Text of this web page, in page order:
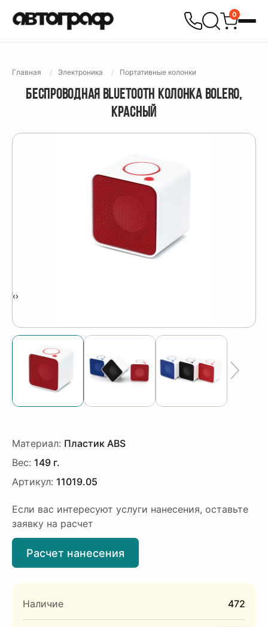
0
Главная Электроника Портативные колонки
БЕСПРОВОДНАЯ BLUETOOTH КОЛОНКА BOLERO,
КРАСНЫЙ
‹›
Материал: Пластик ABS
Вес: 149 г.
Артикул: 11019.05
Если вас интересуют услуги нанесения, оставьте
заявку на расчет
Расчет нанесения
Наличие 472